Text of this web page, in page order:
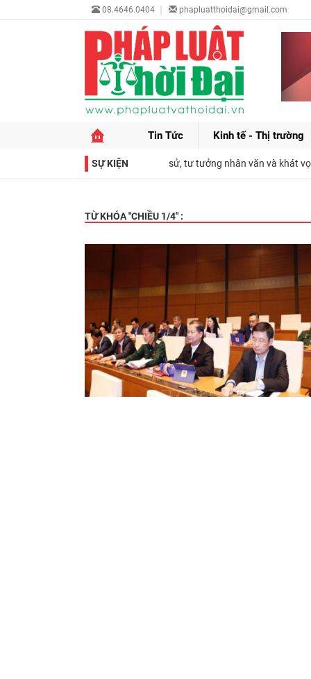
08.4646.0404 phapluatthoidai@gmail.com
Tin Tức Kinh tế - Thị trường
SỰ KIỆN
Fidel Castro Ruz: Tượng đài lịch sử, tư tưởng nhân văn và khát
TỪ KHÓA "CHIỀU 1/4" :